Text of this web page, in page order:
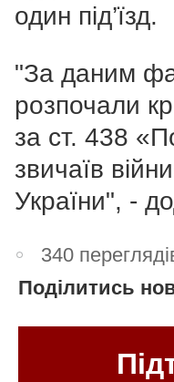
один під’їзд.
"За даним
розпочали
за ст. 438
звичаїв
України", -
340
Поділитись